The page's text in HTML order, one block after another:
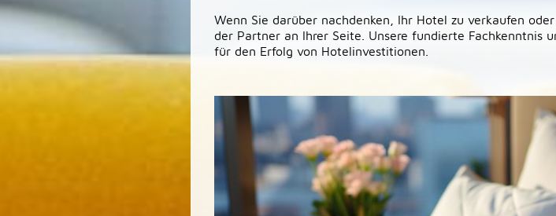
Wenn Sie darüber nachdenken, Ihr Hotel zu verkaufen
der Partner an Ihrer Seite. Unsere fundierte Fachkenntnis
für den Erfolg von Hotelinvestitionen.